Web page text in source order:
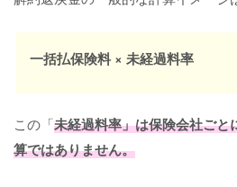
一括払保険料 × 未経過料率
この「未経過料率」は保険会社ごと
算ではありません。